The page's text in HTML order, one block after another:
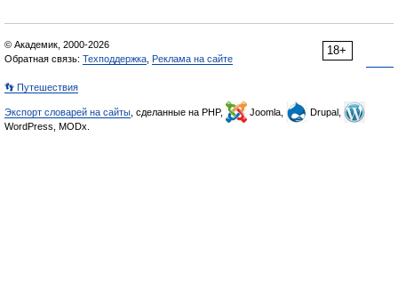
18+
© Академик, 2000-2026
Обратная связь: Техподдержка Реклама на сайте
👣 Путешествия
Экспорт словарей на сайты , сделанные на PHP, Joomla,
Drupal,
WordPress, MODx.